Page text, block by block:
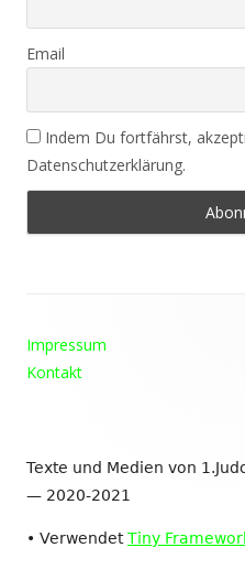
Email
Indem Du fortfährst,
Datenschutzerklärung.
Inhalt
Impressum
Kontakt
Texte und Medien von
— 2020-2021
• VerwendetTiny